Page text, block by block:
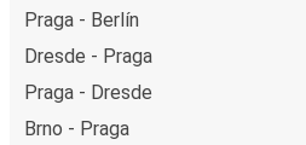
Praga - Berlín
Dresde - Praga
Praga - Dresde
Brno - Praga